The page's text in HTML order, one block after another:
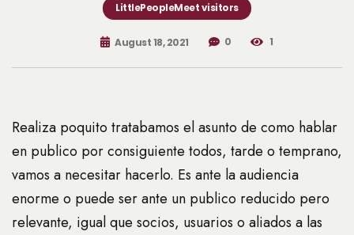
LittlePeopleMeet visitors
August 18, 2021 0 1
Realiza poquito tratabamos el asunto de como hablar
en publico por consiguiente todos, tarde o temprano,
vamos a necesitar hacerlo. Es ante la audiencia
enorme o puede ser ante un publico reducido pero
relevante, igual que socios, usuarios o aliados a las